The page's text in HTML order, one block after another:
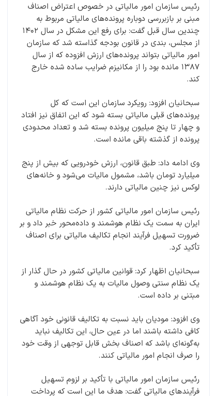
رئیس سازمان امور مالیاتی در خصوص اعتراض اصناف
مبنی بر بازبررسی دوباره پرونده‌های مالیاتی مربوط به
چندین سال قبل گفت: برای رفع این مشکل در سال ۱۴۰۲
از مجلس، بندی در قانون بودجه گذاسته شد که سازمان
امور مالیاتی بتواند پرونده‌های ارزش افزوده که از سال
۱۳۸۷ مانده بود را از مکانیزم ضرایب ساده شده خارج
کند.
سبحانیان افزود: رویکرد سازمان این است که کل
پرونده‌های قبلی مالیاتی بسته شود که این اتفاق نیز افتاد
و چهار تا پنج میلیون پرونده بسته شد و تعداد محدودی
پرونده از گذشته باقی مانده است.
وی ادامه داد: طبق قانون، ارزش خودرویی که بیش از پنج
میلیارد تومان باشد، مشمول مالیات می‌شود و خانه‌های
لوکس نیز چنین مالیاتی دارند.
رئیس سازمان امور مالیاتی کشور از حرکت نظام مالیاتی
ایران به سمت یک نظام هوشمند و داده‌محور خبر داد و بر
ضرورت تسهیل فرآیند انجام تکالیف مالیاتی برای اصناف
تأکید کرد.
سبحانیان اظهار کرد: قوانین مالیاتی کشور در حال گذار از
یک نظام سنتی وصول مالیات به یک نظام هوشمند و
مبتنی بر داده است.
وی افزود: مودیان باید نسبت به تکالیف قانونی خود آگاهی
کافی داشته باشند اما در عین حال، این تکالیف نباید
به‌گونه‌ای باشد که اصناف بخش قابل توجهی از وقت خود
را صرف انجام امور مالیاتی کنند.
رئیس سازمان امور مالیاتی با تأکید بر لزوم تسهیل
فرآیندهای مالیاتی گفت: هدف ما این است که پرداخت